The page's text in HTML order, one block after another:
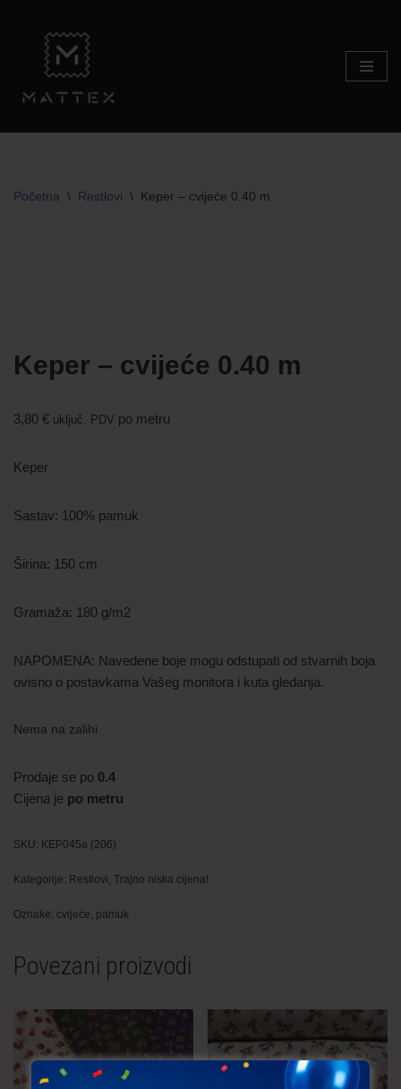
content
Početna \ Restlovi \ Keper – cvijeće 0.40 m
Keper – cvijeće 0.40 m
3,80 € uključ. PDV po metru
Keper
Sastav: 100% pamuk
Širina: 150 cm
Gramaža: 180 g/m2
NAPOMENA: Navedene boje mogu odstupati od stvarnih boja
ovisno o postavkama Vašeg monitora i kuta gledanja.
Nema na zalihi
Prodaje se po 0.4
Cijena je po metru
SKU: KEP045a (206)
Kategorije: Restlovi, Trajno niska cijena!
Oznake: cvijeće, pamuk
Povezani proizvodi